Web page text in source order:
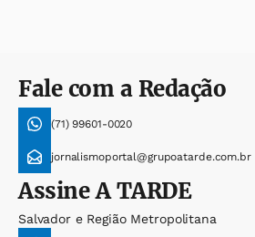
Fale com a Redação
(71) 99601-0020
jornalismoportal@grupoatarde.com.br
AssineA TARDE
Salvador e Região Metropolitana